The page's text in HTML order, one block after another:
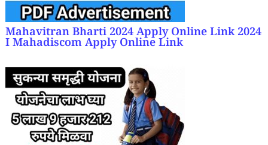
Mahavitran Bharti 2024 Apply Online Link 2024
I Mahadiscom Apply Online Link